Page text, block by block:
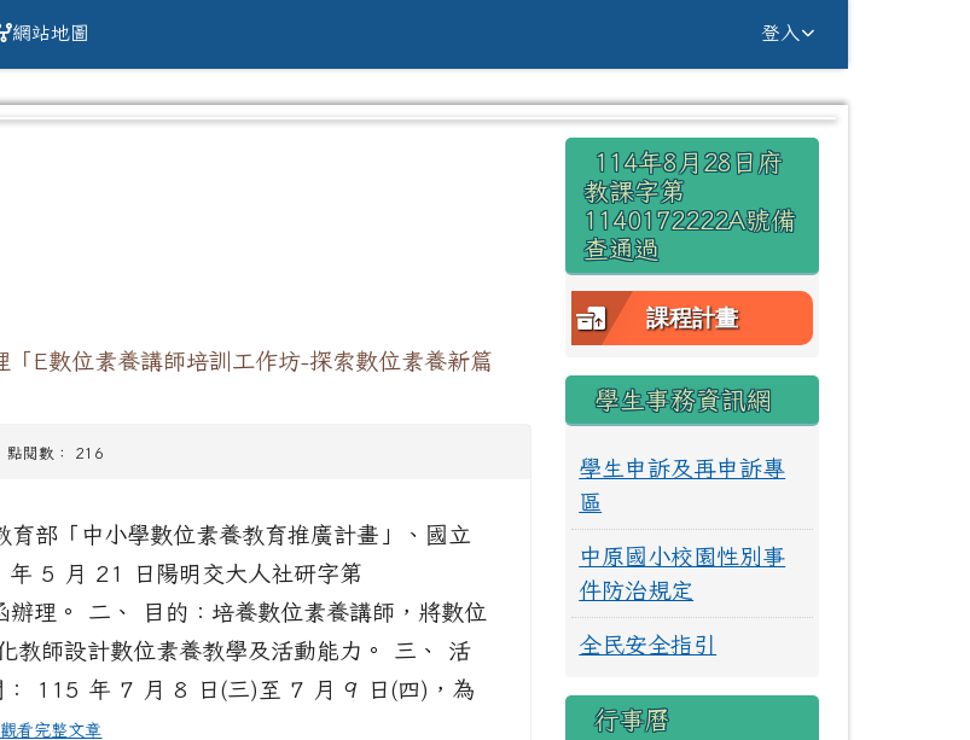
網Hualien county Chung Yuan Primary
網站地圖 登入
⏸
「E數位素養講師培訓工作坊-探索數位素養新篇
閱數： 216
育部「中小學數位素養教育推廣計畫」、國立
年 5 月 21 日陽明交大人社研字第
理。 二、 目的：培養數位素養講師，將數位
教師設計數位素養教學及活動能力。 三、 活
： 115 年 7 月 8 日(三)至 7 月 9 日(四)，為
觀看完整文章
右邊區域內容
114年8月28日府
教課字第
1140172222A號備
查通過
課程計畫
學生事務資訊網
學生申訴及再申訴專
區
中原國小校園性別事
件防治規定
全民安全指引
行事曆